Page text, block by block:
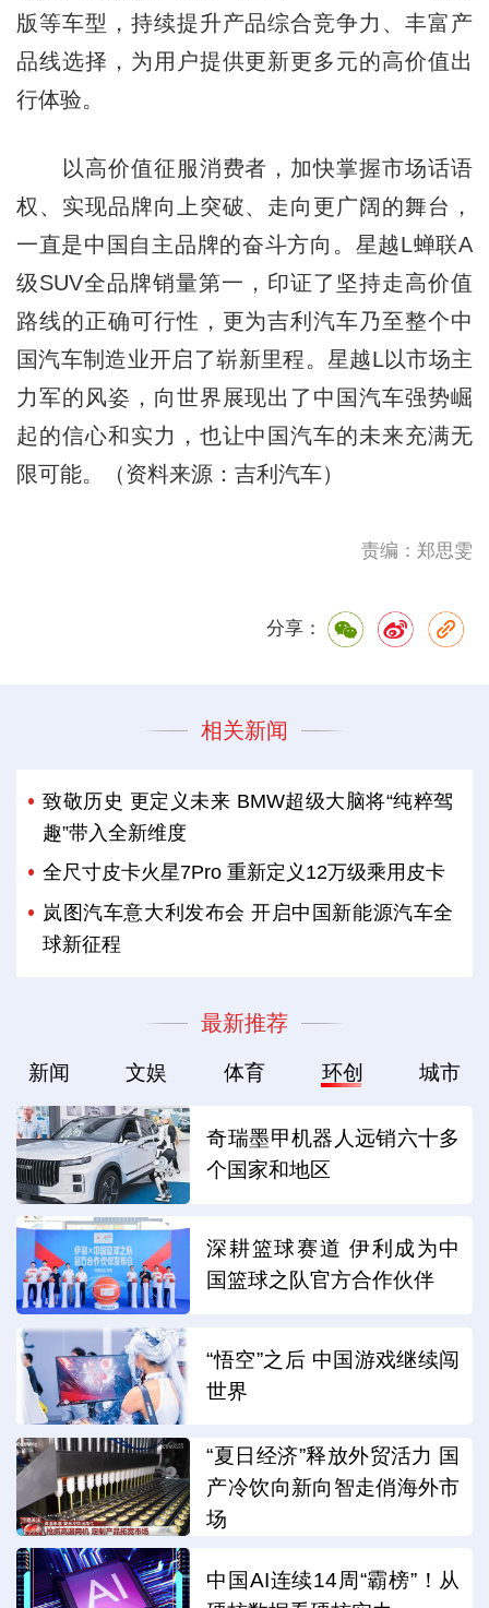
版等车型，持续提升产品综合竞争力、丰富产
品线选择，为用户提供更新更多元的高价值出
行体验。
以高价值征服消费者，加快掌握市场话语
权、实现品牌向上突破、走向更广阔的舞台，
一直是中国自主品牌的奋斗方向。星越L蝉联A
级SUV全品牌销量第一，印证了坚持走高价值
路线的正确可行性，更为吉利汽车乃至整个中
国汽车制造业开启了崭新里程。星越L以市场主
力军的风姿，向世界展现出了中国汽车强势崛
起的信心和实力，也让中国汽车的未来充满无
限可能。（资料来源：吉利汽车）
责编：郑思雯
分享：
相关新闻
致敬历史 更定义未来 BMW超级大脑将“纯粹驾
趣”带入全新维度
全尺寸皮卡火星7Pro 重新定义12万级乘用皮卡
岚图汽车意大利发布会 开启中国新能源汽车全
球新征程
最新推荐
新闻 文娱 体育 环创 城市
奇瑞墨甲机器人远销六十多
个国家和地区
深耕篮球赛道 伊利成为中
国篮球之队官方合作伙伴
“悟空”之后 中国游戏继续闯
世界
“夏日经济”释放外贸活力 国
产冷饮向新向智走俏海外市
场
中国AI连续14周“霸榜”！从